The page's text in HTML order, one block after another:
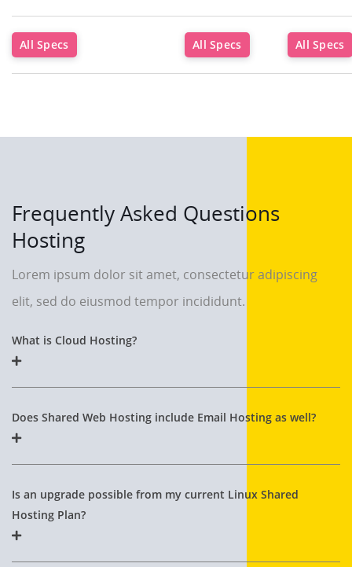
All Specs All Specs All Specs
Frequently Asked Questions
Hosting
Lorem ipsum dolor sit amet, consectetur adipiscing
elit, sed do eiusmod tempor incididunt.
What is Cloud Hosting?
Does Shared Web Hosting include Email Hosting as well?
Is an upgrade possible from my current Linux Shared
Hosting Plan?